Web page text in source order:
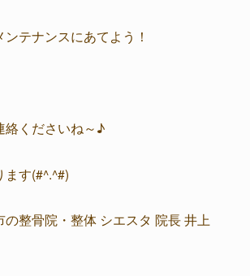
テナンスにあてよう！
絡くださいね～♪
ます(#^.^#)
整骨院・整体 シエスタ 院長 井上